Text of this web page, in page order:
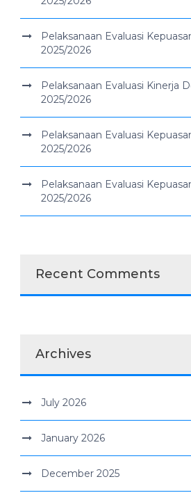
Pelaksanaan Evaluasi
2025/2026
Pelaksanaan Evaluasi Kinerja
2025/2026
Pelaksanaan Evaluasi
2025/2026
Pelaksanaan Evaluasi
2025/2026
Recent Comments
Archives
July 2026
January 2026
December 2025